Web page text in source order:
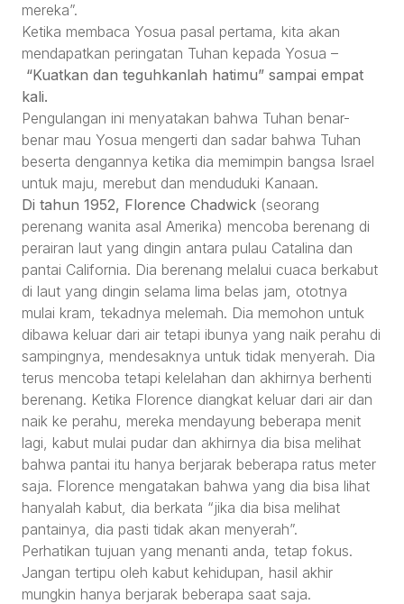
mereka”.
Ketika membaca Yosua pasal pertama, kita akan
mendapatkan peringatan Tuhan kepada Yosua –
“Kuatkan dan teguhkanlah hatimu” sampai empat
kali.
Pengulangan ini menyatakan bahwa Tuhan benar-
benar mau Yosua mengerti dan sadar bahwa Tuhan
beserta dengannya ketika dia memimpin bangsa Israel
untuk maju, merebut dan menduduki Kanaan.
Di tahun 1952, Florence Chadwick (seorang
perenang wanita asal Amerika) mencoba berenang di
perairan laut yang dingin antara pulau Catalina dan
pantai California. Dia berenang melalui cuaca berkabut
di laut yang dingin selama lima belas jam, ototnya
mulai kram, tekadnya melemah. Dia memohon untuk
dibawa keluar dari air tetapi ibunya yang naik perahu di
sampingnya, mendesaknya untuk tidak menyerah. Dia
terus mencoba tetapi kelelahan dan akhirnya berhenti
berenang. Ketika Florence diangkat keluar dari air dan
naik ke perahu, mereka mendayung beberapa menit
lagi, kabut mulai pudar dan akhirnya dia bisa melihat
bahwa pantai itu hanya berjarak beberapa ratus meter
saja. Florence mengatakan bahwa yang dia bisa lihat
hanyalah kabut, dia berkata “jika dia bisa melihat
pantainya, dia pasti tidak akan menyerah”.
Perhatikan tujuan yang menanti anda, tetap fokus.
Jangan tertipu oleh kabut kehidupan, hasil akhir
mungkin hanya berjarak beberapa saat saja.